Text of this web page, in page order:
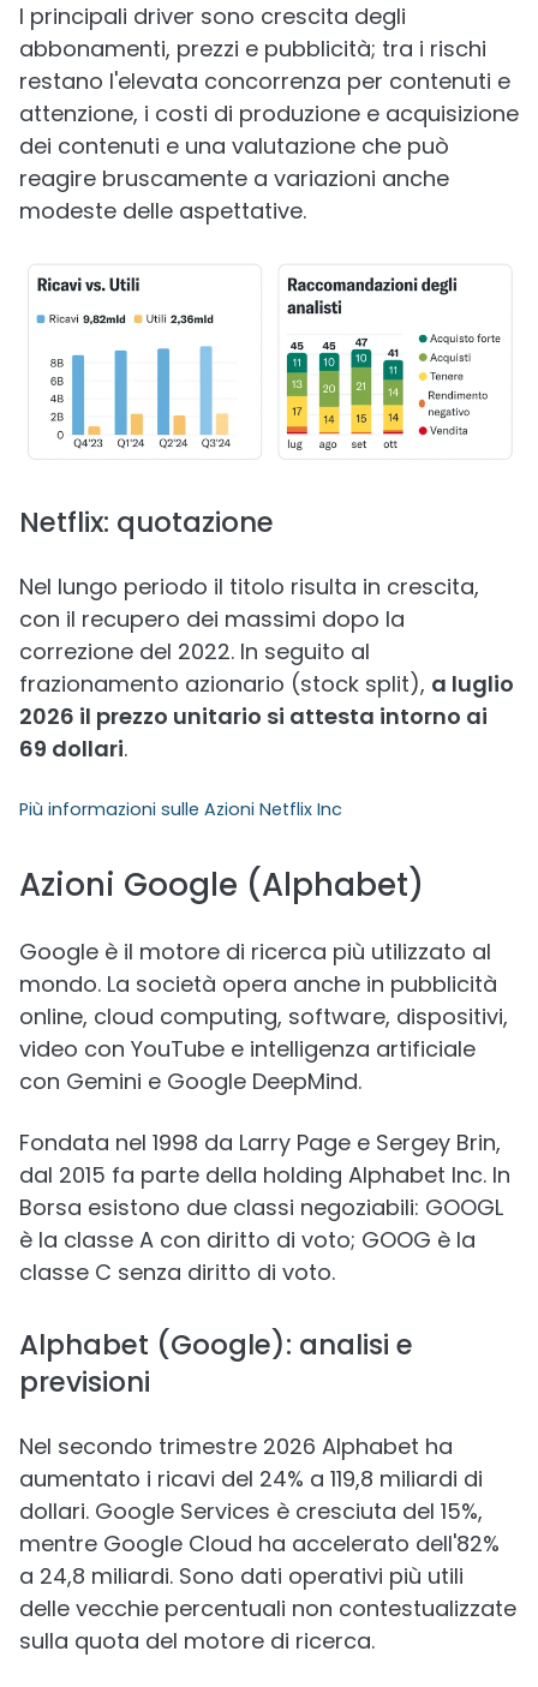
I principali driver sono crescita degli
abbonamenti, prezzi e pubblicità; tra i rischi
restano l'elevata concorrenza per contenuti e
attenzione, i costi di produzione e acquisizione
dei contenuti e una valutazione che può
reagire bruscamente a variazioni anche
modeste delle aspettative.
Netflix: quotazione
Nel lungo periodo il titolo risulta in crescita,
con il recupero dei massimi dopo la
correzione del 2022. In seguito al
frazionamento azionario (stock split), a luglio
2026 il prezzo unitario si attesta intorno ai
69 dollari.
Più informazioni sulle Azioni Netflix Inc
Azioni Google (Alphabet)
Google è il motore di ricerca più utilizzato al
mondo. La società opera anche in pubblicità
online, cloud computing, software, dispositivi,
video con YouTube e intelligenza artificiale
con Gemini e Google DeepMind.
Fondata nel 1998 da Larry Page e Sergey Brin,
dal 2015 fa parte della holding Alphabet Inc. In
Borsa esistono due classi negoziabili: GOOGL
è la classe A con diritto di voto; GOOG è la
classe C senza diritto di voto.
Alphabet (Google): analisi e
previsioni
Nel secondo trimestre 2026 Alphabet ha
aumentato i ricavi del 24% a 119,8 miliardi di
dollari. Google Services è cresciuta del 15%,
mentre Google Cloud ha accelerato dell'82%
a 24,8 miliardi. Sono dati operativi più utili
delle vecchie percentuali non contestualizzate
sulla quota del motore di ricerca.